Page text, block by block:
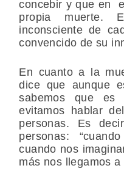
concebir y que en
propia muerte.
inconsciente de
convencido de su
En cuanto a la
dice que aunque
sabemos que
evitamos hablar
personas. Es
personas:
cuando nos
más nos llegamos